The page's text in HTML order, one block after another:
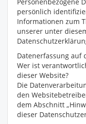
persönlich
Informationen zum
unserer unter
Datenerfassung auf
Wer ist
dieser Website?
Die
den
dem Abschnitt
dieser